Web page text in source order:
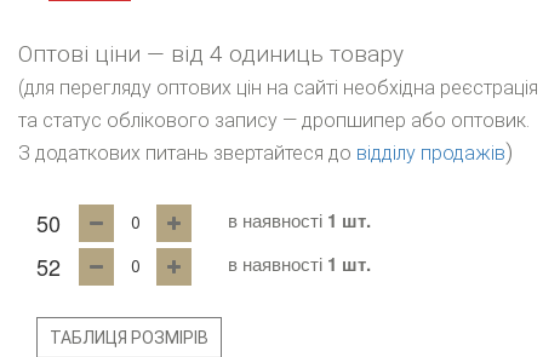
Оптові ціни — від 4 одиниць товару
(для перегляду оптових цін на сайті необхідна реєстрація
та статус облікового запису — дропшипер або оптовик.
З додаткових питань звертайтеся до відділу продажів)
50 в наявності 1 шт.
52 в наявності 1 шт.
ТАБЛИЦЯ РОЗМІРІВ